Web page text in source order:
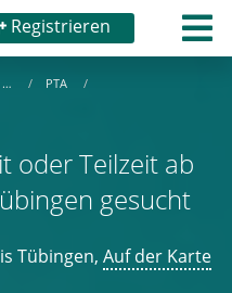
Registrieren
…
PTA
oder Teilzeit ab
gesucht
Tübingen, Auf der Karte